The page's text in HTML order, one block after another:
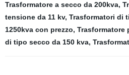
Trasformatore a secco da 200kva,
tensione da 11 kv, Trasformatori di
1250kva con prezzo, Trasformatore
di tipo secco da 150 kva,